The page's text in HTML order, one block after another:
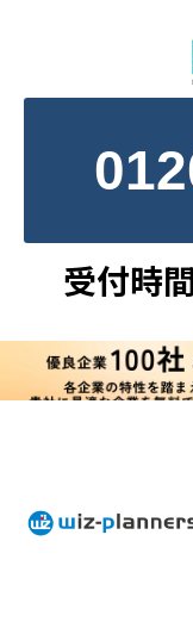
受付時